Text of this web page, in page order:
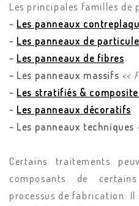
Les principales familles de
- Les panneaux
- Les panneaux de
- Les panneaux de fibres
- Les panneaux massifs <<
- Les stratifiés &
- Les panneaux décoratifs
- Les panneaux techniques
Certains traitements
composants de
processus de fabrication.